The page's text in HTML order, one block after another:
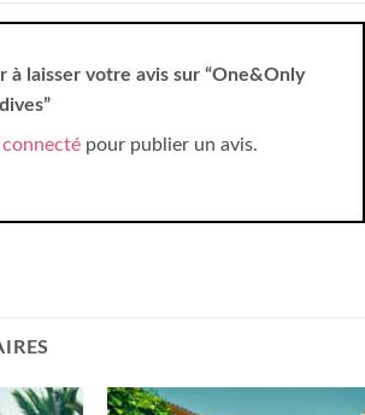
à laisser votre avis sur “One&Only
connecté pour publier un avis.